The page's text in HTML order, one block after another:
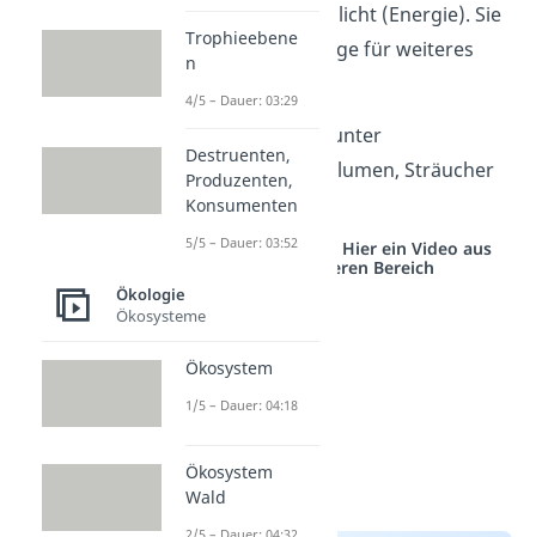
Boden und Sonnenlicht (Energie). Sie
stellen die Grundlage für weiteres
Produzenten sind unter
anderem Bäume, Blumen, Sträucher
und Algen.
Studyflix vernetzt: Hier ein Video aus
einem anderen Bereich
Trophieebene
n
4/5 – Dauer: 03:29
Destruenten,
Produzenten,
Konsumenten
5/5 – Dauer: 03:52
Ökologie
Ökosysteme
Ökosystem
1/5 – Dauer: 04:18
Ökosystem
Wald